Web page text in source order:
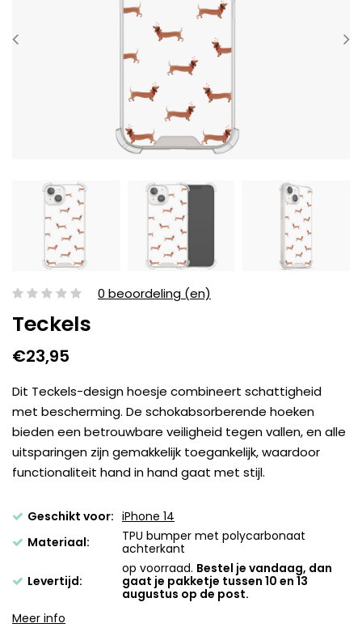
0 beoordeling (en)
Teckels
€23,95
Dit Teckels-design hoesje combineert schattigheid
met bescherming. De schokabsorberende hoeken
bieden een betrouwbare veiligheid tegen vallen, en alle
uitsparingen zijn gemakkelijk toegankelijk, waardoor
functionaliteit hand in hand gaat met stijl.
Geschikt voor: iPhone 14
Materiaal:
TPU bumper met polycarbonaat
achterkant
Levertijd:
op voorraad. Bestel je vandaag, dan
gaat je pakketje tussen 10 en 13
augustus op de post.
Meer info